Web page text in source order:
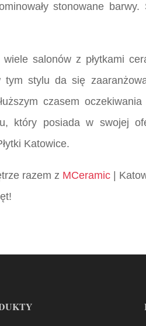
stonowane
salonów z płytkami
stylu da się
czasem
który posiada w swojej
Katowice.
razem z MCeramic |